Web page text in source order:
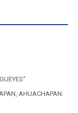
AHUACHAPAN.